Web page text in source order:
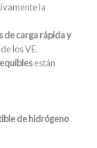
la
de carga rápida y
los VE.
están
de hidrógeno